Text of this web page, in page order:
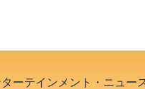
ーテインメント・ニュー